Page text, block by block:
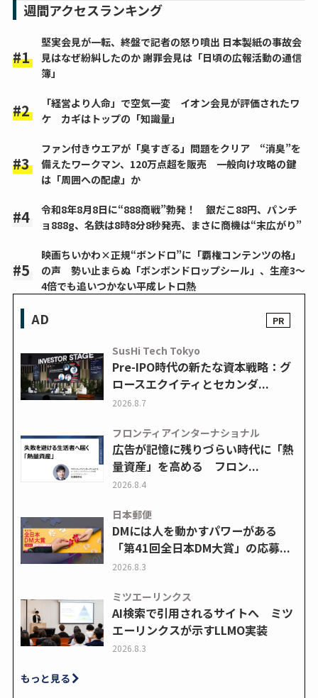
週間アクセスランキング
堅実会見が一転、終盤で記者の怒り噴出 日本製紙の事故会
見はなぜ紛糾したのか 謝罪会見は「日頃の広報活動の通信
簿」
「経営より人命」で空気一変 イオン会見が評価されたワ
ケ カギはトップの「知識量」
ファン付きウエアが「臭すぎる」問題をクリア “消臭”を
備えたワークマン、120万点超を販売 一般向け攻略の鍵
は「周囲への配慮」か
令和8年8月8日に“888商戦”勃発！ 銀だこ88円、パンチ
ョ888g、名鉄は8時8分8秒発売、まさに商機は“末広がり”
映画ちいかわ×正規“ボンドロ”に「覇権コンテンツの格」
の声 勢い止まらぬ「ボンボンドロップシール」、生産3～
4倍でも追いつかない平成レトロ熱
AD
SusHi Tech Tokyo
Pre-IPO時代の新たな資本戦略：グ
ロースエクイティとセカンダ...
2026.8.7
フロンティアインターナショナル
広告が記憶に残りづらい時代に「熱
量資産」を高める フロン...
2026.8.4
日本郵便
DMには人を動かすパワーがある
「第41回全日本DM大賞」の応募...
2026.8.3
ミツエーリンクス
AI検索で引用されるサイトへ ミツ
エーリンクスが示すLLMO実装
2026.8.3
もっと見る